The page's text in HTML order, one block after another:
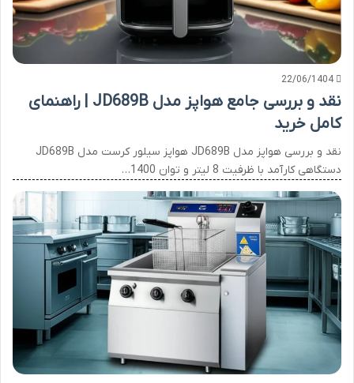
22/06/1404
نقد و بررسی جامع هواپز مدل JD689B | راهنمای
کامل خرید
نقد و بررسی هواپز مدل JD689B هواپز سیلور کرست مدل JD689B
دستگاهی کارآمد با ظرفیت 8 لیتر و توان 1400…